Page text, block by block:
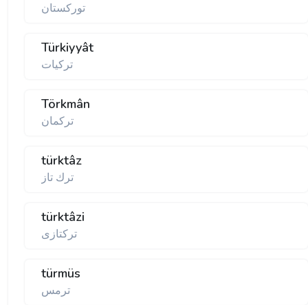
توركستان
Türkiyyât
تركيات
Törkmân
تركمان
türktâz
ترك تاز
türktâzi
تركتازی
türmüs
ترمس